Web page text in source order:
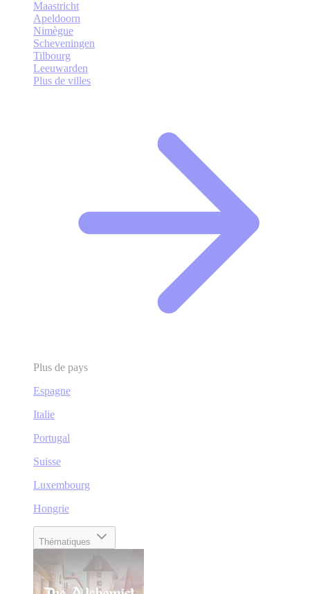
Maastricht
Apeldoorn
Nimègue
Scheveningen
Tilbourg
Leeuwarden
Plus de villes
Plus de pays
Espagne
Italie
Portugal
Suisse
Luxembourg
Hongrie
Thématiques